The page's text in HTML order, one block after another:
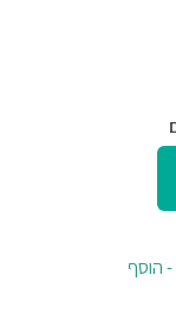
-הוסף